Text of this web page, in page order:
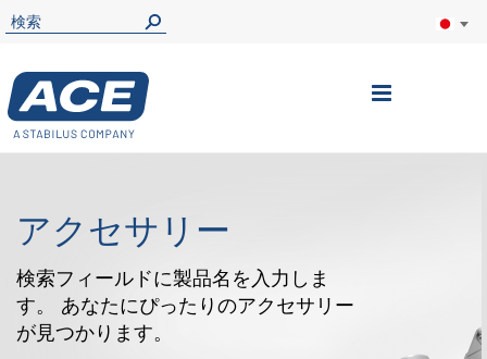
ナ
アクセサリー
検索フィールドに製品名を入力しま
す。 あなたにぴったりのアクセサリー
が見つかります。